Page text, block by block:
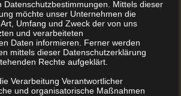
Datenschutzbestimmungen. Mittels dieser
möchte unser Unternehmen die
Umfang und Zweck der von uns
und verarbeiteten
Daten informieren. Ferner werden
mittels dieser Datenschutzerklärung
Rechte aufgeklärt.
Verarbeitung Verantwortlicher
und organisatorische Maßnahmen